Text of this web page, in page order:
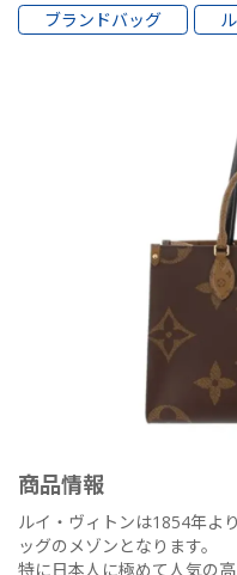
ブランドバッグ
商品情報
ルイ・ヴィトンは1854年よ
ッグのメゾンとなります。
特に日本人に極めて人気の